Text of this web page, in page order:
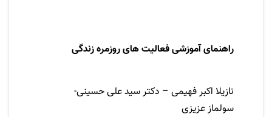
راهنمای آموزشی فعالیت های روزمره زندگی
نازیلا اکبر فهیمی – دکتر سید علی حسینی-
سولماز عزیزی